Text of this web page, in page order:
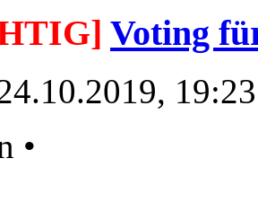
Voting
•